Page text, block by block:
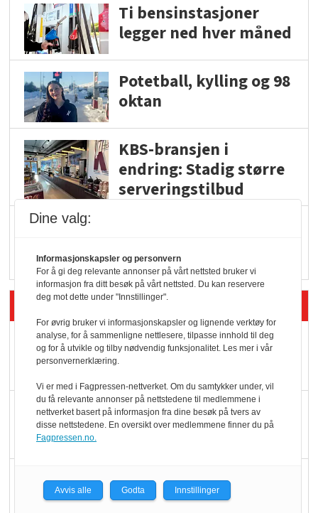
Ti bensinstasjoner
legger ned hver måned
Potetball, kylling og 98
oktan
KBS-bransjen i
endring: Stadig større
serveringstilbud
Siste artikler - Butikk i praksis
Rema-flaggskip
dundrer videre
Slik opprettholdes
ølsalget
Færre varer, men fulle
hyller
Dine valg:
Informasjonskapsler og personvern
For å gi deg relevante annonser på vårt nettsted bruker vi
informasjon fra ditt besøk på vårt nettsted. Du kan reservere
deg mot dette under "Innstillinger".
For øvrig bruker vi informasjonskapsler og lignende verktøy for
analyse, for å sammenligne nettlesere, tilpasse innhold til deg
og for å utvikle og tilby nødvendig funksjonalitet. Les mer i vår
personvernerklæring.
Vi er med i Fagpressen-nettverket. Om du samtykker under, vil
du få relevante annonser på nettstedene til medlemmene i
nettverket basert på informasjon fra dine besøk på tvers av
disse nettstedene. En oversikt over medlemmene finner du på
Fagpressen.no.
Avvis alle Godta Innstillinger